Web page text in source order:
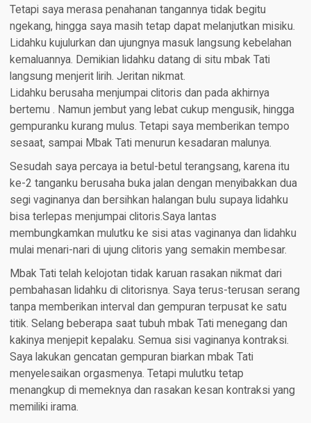
Tetapi saya merasa penahanan tangannya tidak begitu
ngekang, hingga saya masih tetap dapat melanjutkan misiku.
Lidahku kujulurkan dan ujungnya masuk langsung kebelahan
kemaluannya. Demikian lidahku datang di situ mbak Tati
langsung menjerit lirih. Jeritan nikmat.
Lidahku berusaha menjumpai clitoris dan pada akhirnya
bertemu . Namun jembut yang lebat cukup mengusik, hingga
gempuranku kurang mulus. Tetapi saya memberikan tempo
sesaat, sampai Mbak Tati menurun kesadaran malunya.
Sesudah saya percaya ia betul-betul terangsang, karena itu
ke-2 tanganku berusaha buka jalan dengan menyibakkan dua
segi vaginanya dan bersihkan halangan bulu supaya lidahku
bisa terlepas menjumpai clitoris.Saya lantas
membungkamkan mulutku ke sisi atas vaginanya dan lidahku
mulai menari-nari di ujung clitoris yang semakin membesar.
Mbak Tati telah kelojotan tidak karuan rasakan nikmat dari
pembahasan lidahku di clitorisnya. Saya terus-terusan serang
tanpa memberikan interval dan gempuran terpusat ke satu
titik. Selang beberapa saat tubuh mbak Tati menegang dan
kakinya menjepit kepalaku. Semua sisi vaginanya kontraksi.
Saya lakukan gencatan gempuran biarkan mbak Tati
menyelesaikan orgasmenya. Tetapi mulutku tetap
menangkup di memeknya dan rasakan kesan kontraksi yang
memiliki irama.